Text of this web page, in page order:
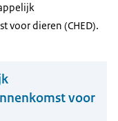
voor dieren (CHED).
voor